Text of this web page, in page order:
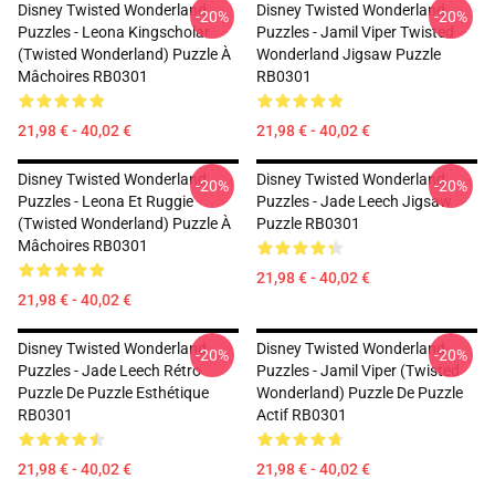
Disney Twisted Wonderland
Puzzles - Leona Kingscholar
(Twisted Wonderland) Puzzle À
Mâchoires RB0301
21,98 € - 40,02 €
-20%
Disney Twisted Wonderland
Puzzles - Jamil Viper Twisted
Wonderland Jigsaw Puzzle
RB0301
21,98 € - 40,02 €
-20%
Disney Twisted Wonderland
Puzzles - Leona Et Ruggie
(Twisted Wonderland) Puzzle À
Mâchoires RB0301
21,98 € - 40,02 €
-20%
Disney Twisted Wonderland
Puzzles - Jade Leech Jigsaw
Puzzle RB0301
21,98 € - 40,02 €
-20%
Disney Twisted Wonderland
Puzzles - Jade Leech Rétro
Puzzle De Puzzle Esthétique
RB0301
21,98 € - 40,02 €
-20%
Disney Twisted Wonderland
Puzzles - Jamil Viper (Twisted
Wonderland) Puzzle De Puzzle
Actif RB0301
21,98 € - 40,02 €
-20%